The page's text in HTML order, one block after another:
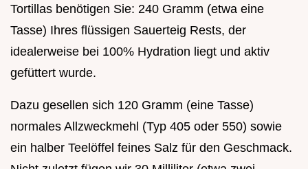
Tortillas benötigen Sie: 240 Gramm (etwa eine
Tasse) Ihres flüssigen Sauerteig Rests, der
idealerweise bei 100% Hydration liegt und aktiv
gefüttert wurde.
Dazu gesellen sich 120 Gramm (eine Tasse)
normales Allzweckmehl (Typ 405 oder 550) sowie
ein halber Teelöffel feines Salz für den Geschmack.